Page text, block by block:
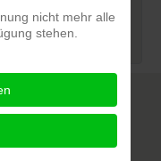
nicht mehr alle
stehen.